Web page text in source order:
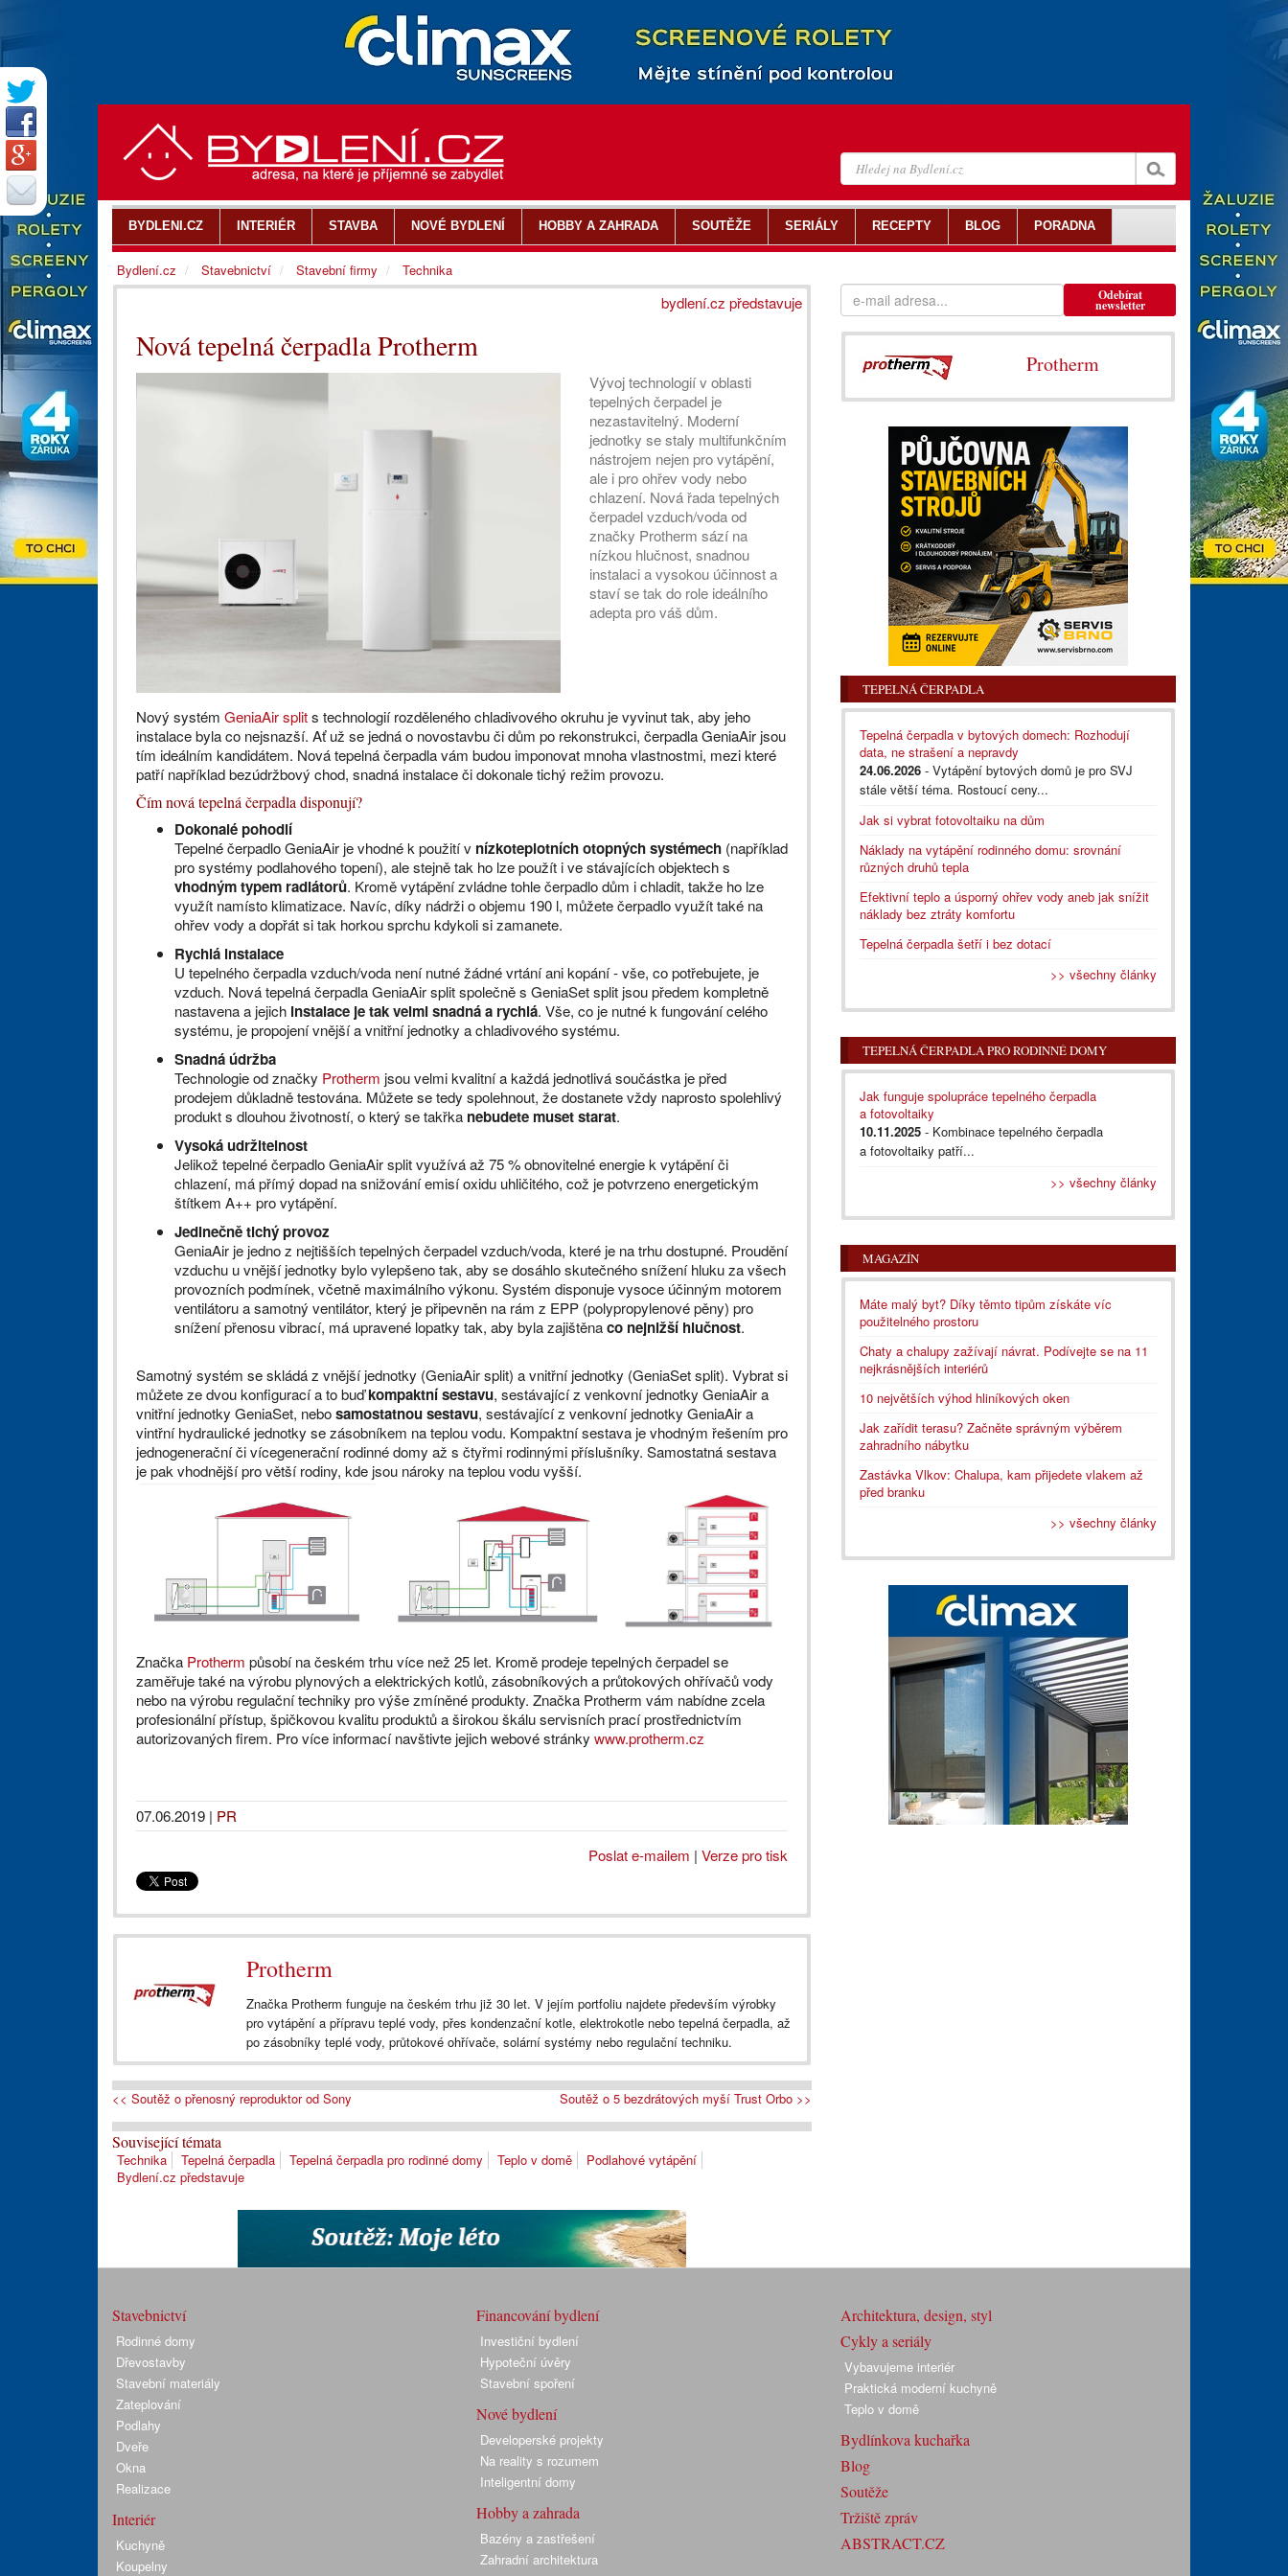
bydlení.cz představuje
Nová tepelná čerpadla Protherm
Vývoj technologií v oblasti
tepelných čerpadel je
nezastavitelný. Moderní
jednotky se staly multifunkčním
nástrojem nejen pro vytápění,
ale i pro ohřev vody nebo
chlazení. Nová řada tepelných
čerpadel vzduch/voda od
značky Protherm sází na
nízkou hlučnost, snadnou
instalaci a vysokou účinnost a
staví se tak do role ideálního
adepta pro váš dům.
Nový systém GeniaAir splits technologií rozděleného chladivového okruhu je vyvinut tak, aby jeho
instalace byla co nejsnazší. Ať už se jedná o novostavbu či dům po rekonstrukci, čerpadla GeniaAir jsou
tím ideálním kandidátem. Nová tepelná čerpadla vám budou imponovat mnoha vlastnostmi, mezi které
patří například bezúdržbový chod, snadná instalace či dokonale tichý režim provozu.
Čím nová tepelná čerpadla disponují?
Dokonalé pohodlí
Tepelné čerpadlo GeniaAir je vhodné k použití v nízkoteplotních otopných systémech (například
pro systémy podlahového topení), ale stejně tak ho lze použít i ve stávajících objektech s
vhodným typem radiátorů. Kromě vytápění zvládne tohle čerpadlo dům i chladit, takže ho lze
využít namísto klimatizace. Navíc, díky nádrži o objemu 190 l, můžete čerpadlo využít také na
ohřev vody a dopřát si tak horkou sprchu kdykoli si zamanete.
Rychlá instalace
U tepelného čerpadla vzduch/voda není nutné žádné vrtání ani kopání - vše, co potřebujete, je
vzduch. Nová tepelná čerpadla GeniaAir split společně s GeniaSet split jsou předem kompletně
nastavena a jejich instalace je tak velmi snadná a rychlá. Vše, co je nutné k fungování celého
systému, je propojení vnější a vnitřní jednotky a chladivového systému.
Snadná údržba
Technologie od značky Protherm jsou velmi kvalitní a každá jednotlivá součástka je před
prodejem důkladně testována. Můžete se tedy spolehnout, že dostanete vždy naprosto spolehlivý
produkt s dlouhou životností, o který se takřka nebudete muset starat.
Vysoká udržitelnost
Jelikož tepelné čerpadlo GeniaAir split využívá až 75 % obnovitelné energie k vytápění či
chlazení, má přímý dopad na snižování emisí oxidu uhličitého, což je potvrzeno energetickým
štítkem A++ pro vytápění.
Jedinečně tichý provoz
GeniaAir je jedno z nejtišších tepelných čerpadel vzduch/voda, které je na trhu dostupné. Proudění
vzduchu u vnější jednotky bylo vylepšeno tak, aby se dosáhlo skutečného snížení hluku za všech
provozních podmínek, včetně maximálního výkonu. Systém disponuje vysoce účinným motorem
ventilátoru a samotný ventilátor, který je připevněn na rám z EPP (polypropylenové pěny) pro
snížení přenosu vibrací, má upravené lopatky tak, aby byla zajištěnaco nejnižší hlučnost.
Samotný systém se skládá z vnější jednotky (GeniaAir split) a vnitřní jednotky (GeniaSet split). Vybrat si
můžete ze dvou konfigurací a to buďkompaktní sestavu, sestávající z venkovní jednotky GeniaAir a
vnitřní jednotky GeniaSet, nebosamostatnou sestavu, sestávající z venkovní jednotky GeniaAir a
vintřní hydraulické jednotky se zásobníkem na teplou vodu. Kompaktní sestava je vhodným řešením pro
jednogenerační či vícegenerační rodinné domy až s čtyřmi rodinnými příslušníky. Samostatná sestava
je pak vhodnější pro větší rodiny, kde jsou nároky na teplou vodu vyšší.
Značka Protherm působí na českém trhu více než 25 let. Kromě prodeje tepelných čerpadel se
zaměřuje také na výrobu plynových a elektrických kotlů, zásobníkových a průtokových ohřívačů vody
nebo na výrobu regulační techniky pro výše zmíněné produkty. Značka Protherm vám nabídne zcela
profesionální přístup, špičkovou kvalitu produktů a širokou škálu servisních prací prostřednictvím
autorizovaných firem. Pro více informací navštivte jejich webové stránky www.protherm.cz
07.06.2019 | PR
Poslat e-mailem | Verze pro tisk
Protherm
Značka Protherm funguje na českém trhu již 30 let. V jejím portfoliu najdete především výrobky
pro vytápění a přípravu teplé vody, přes kondenzační kotle, elektrokotle nebo tepelná čerpadla, až
po zásobníky teplé vody, průtokové ohřívače, solární systémy nebo regulační techniku.
<< Soutěž o přenosný reproduktor od Sony Soutěž o 5 bezdrátových myší Trust Orbo >>
Související témata
Technika Tepelná čerpadla Tepelná čerpadla pro rodinné domy Teplo v domě
Podlahové vytápění
Bydlení.cz představuje
Odebírat
newsletter
Protherm
TEPELNÁ ČERPADLA
Tepelná čerpadla v bytových domech: Rozhodují
data, ne strašení a nepravdy
24.06.2026 - Vytápění bytových domů je pro SVJ
stále větší téma. Rostoucí ceny...
Jak si vybrat fotovoltaiku na dům
Náklady na vytápění rodinného domu: srovnání
různých druhů tepla
Efektivní teplo a úsporný ohřev vody aneb jak snížit
náklady bez ztráty komfortu
Tepelná čerpadla šetří i bez dotací
>> všechny články
TEPELNÁ ČERPADLA PRO RODINNÉ DOMY
Jak funguje spolupráce tepelného čerpadla
a fotovoltaiky
10.11.2025 - Kombinace tepelného čerpadla
a fotovoltaiky patří...
>> všechny články
MAGAZÍN
Máte malý byt? Díky těmto tipům získáte víc
použitelného prostoru
Chaty a chalupy zažívají návrat. Podívejte se na 11
nejkrásnějších interiérů
10 největších výhod hliníkových oken
Jak zařídit terasu? Začněte správným výběrem
zahradního nábytku
Zastávka Vlkov: Chalupa, kam přijedete vlakem až
před branku
>> všechny články
BYDLENI.CZ INTERIÉR STAVBA NOVÉ BYDLENÍ HOBBY A ZAHRADA SOUTĚŽE SERIÁLY RECEPTY BLOG PORADNA
Bydlení.cz Stavebnictví Stavební firmy Technika
Stavebnictví
Rodinné domy
Dřevostavby
Stavební materiály
Zateplování
Podlahy
Dveře
Okna
Realizace
Interiér
Kuchyně
Koupelny
Financování bydlení
Investiční bydlení
Hypoteční úvěry
Stavební spoření
Nové bydlení
Developerské projekty
Na reality s rozumem
Inteligentní domy
Hobby a zahrada
Bazény a zastřešení
Zahradní architektura
Architektura, design, styl
Cykly a seriály
Vybavujeme interiér
Praktická moderní kuchyně
Teplo v domě
Bydlínkova kuchařka
Blog
Soutěže
Tržiště zpráv
ABSTRACT.CZ